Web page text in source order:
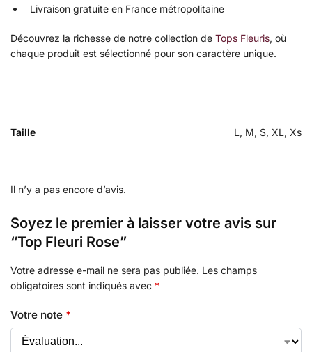
Livraison gratuite en France métropolitaine
Découvrez la richesse de notre collection de Tops Fleuris, où
chaque produit est sélectionné pour son caractère unique.
Taille L, M, S, XL, Xs
Il n’y a pas encore d’avis.
Soyez le premier à laisser votre avis sur
“Top Fleuri Rose”
Votre adresse e-mail ne sera pas publiée. Les champs
obligatoires sont indiqués avec *
Votre note *